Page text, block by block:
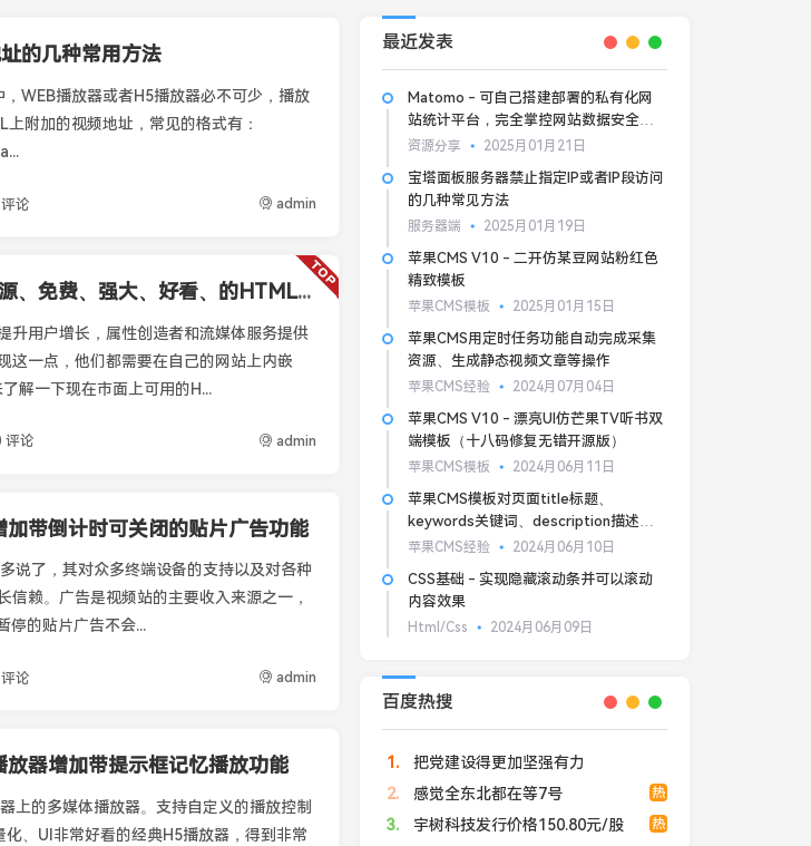
的几种常用方法
WEB播放器或者H5播放器必不可少，播放
附加的视频地址，常见的格式有：
论 admin
H5播放器合集-盘点那些开源、免费、强大、好看、的HTML5播放器（持续更新中）
升用户增长，属性创造者和流媒体服务提供
这一点，他们都需要在自己的网站上内嵌
解一下现在市面上可用的H...
评论 admin
带倒计时可关闭的贴片广告功能
说了，其对众多终端设备的支持以及对各种
赖。广告是视频站的主要收入来源之一，
停的贴片广告不会...
论 admin
器增加带提示框记忆播放功能
上的多媒体播放器。支持自定义的播放控制
、UI非常好看的经典H5播放器，得到非常
最近发表
Matomo - 可自己搭建部署的私有化网
站统计平台，完全掌控网站数据安全和
隐私
资源分享 2025月01月21日
宝塔面板服务器禁止指定IP或者IP段访问
的几种常见方法
服务器端 2025月01月19日
苹果CMS V10 - 二开仿某豆网站粉红色
精致模板
苹果CMS模板 2025月01月15日
苹果CMS用定时任务功能自动完成采集
资源、生成静态视频文章等操作
苹果CMS经验 2024月07月04日
苹果CMS V10 - 漂亮UI仿芒果TV听书双
端模板（十八码修复无错开源版）
苹果CMS模板 2024月06月11日
苹果CMS模板对页面title标题、
keywords关键词、description描述的
基本SEO优化
苹果CMS经验 2024月06月10日
CSS基础 - 实现隐藏滚动条并可以滚动
内容效果
Html/Css 2024月06月09日
百度热搜
1
把党建设得更加坚强有力
2
热
感觉全东北都在等7号
3
热
宇树科技发行价格150.80元/股